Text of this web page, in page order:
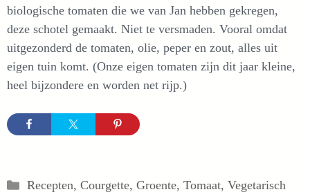
biologische tomaten die we van Jan hebben gekregen,
deze schotel gemaakt. Niet te versmaden. Vooral omdat
uitgezonderd de tomaten, olie, peper en zout, alles uit
eigen tuin komt. (Onze eigen tomaten zijn dit jaar kleine,
heel bijzondere en worden net rijp.)
Categorieën
Recepten, Courgette, Groente, Tomaat, Vegetarisch